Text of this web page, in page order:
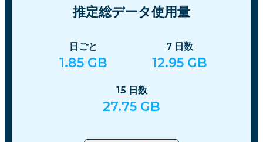
推定総データ使用量
日ごと
1.85 GB
7 日数
12.95 GB
15 日数
27.75 GB